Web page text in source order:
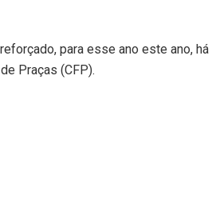
para esse ano este ano,
Praças (CFP).